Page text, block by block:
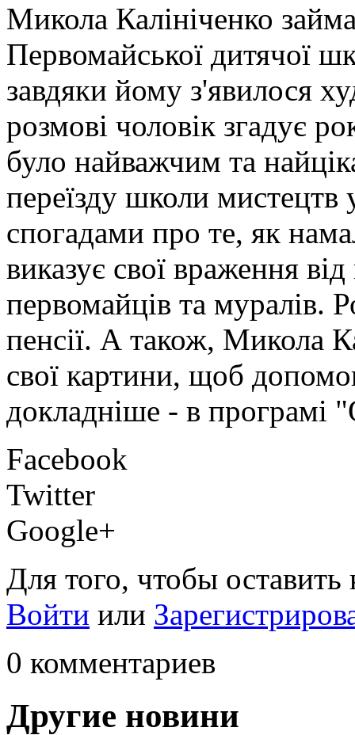
Микола Калініченко
Первомайської дитячої
завдяки йому з'явилося
розмові чоловік згадує
було найважчим та
переїзду школи мистецтв
спогадами про те, як
виказує свої враження
первомайців та муралів.
пенсії. А також, Микола
свої картини, щоб
докладніше - в програмі
Facebook
Twitter
Google+
Для того, чтобы
Войти или
0 комментариев
Другие новини